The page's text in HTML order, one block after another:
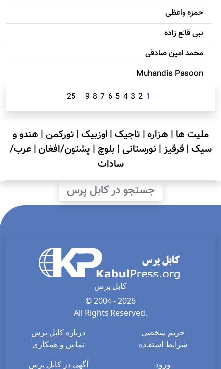
حمزه واعظی
نبی قانع زاده
محمد امين صادقی
Muhandis Pasoon
1
2
3
4
5
6
7
8
9
25
ملیت ها | هزاره| تاجیک| اوزبیک| تورکمن| هندو و
سیک| قرقیز| نورستانی| بلوچ | پشتون/افغان|عرب/
سادات
جستجو در کابل پرس
کابل پرس
© 2004 - 2026
All Rights Reserved.
درباره کابل پرس
تماس و همکاری
حریم شخصی
شرایط استفاده
آگهی در کابل پرس
ورود